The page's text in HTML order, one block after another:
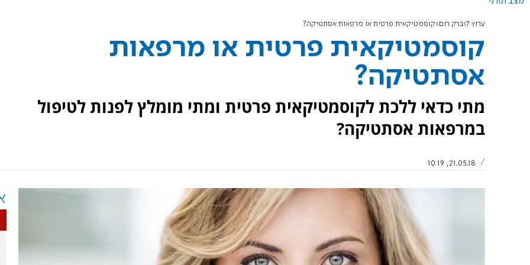
ערוץ 7 ברק רום קוסמטיקאית פרטית או מרפאות אסתטיקה?
קוסמטיקאית פרטית או מרפאות
אסתטיקה?
מתי כדאי ללכת לקוסמטיקאית פרטית ומתי מומלץ לפנות לטיפול
במרפאות אסתטיקה?
21.05.18, 10:19